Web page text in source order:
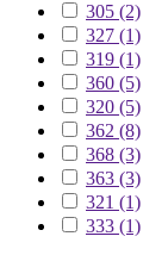
305 (2)
327 (1)
319 (1)
360 (5)
320 (5)
362 (8)
368 (3)
363 (3)
321 (1)
333 (1)